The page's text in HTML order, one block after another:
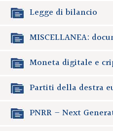
Legge di bilancio
MISCELLANEA:
Moneta digitale e
Partiti della destra
PNRR – Next